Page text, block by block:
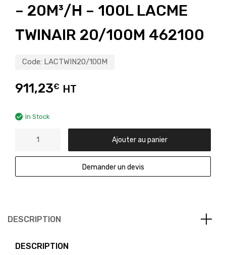
– 20M³/H – 100L LACME
TWINAIR 20/100M 462100
Code: LACTWIN20/100M
911,23€ HT
In Stock
Ajouter au panier
Demander un devis
DESCRIPTION
DESCRIPTION